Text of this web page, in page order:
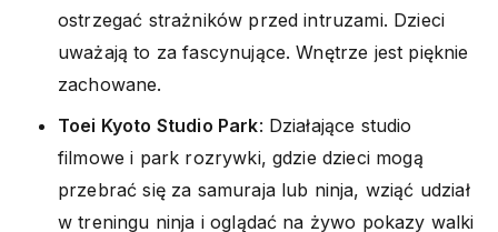
ostrzegać strażników przed intruzami. Dzieci
uważają to za fascynujące. Wnętrze jest pięknie
zachowane.
Toei Kyoto Studio Park: Działające studio
filmowe i park rozrywki, gdzie dzieci mogą
przebrać się za samuraja lub ninja, wziąć udział
w treningu ninja i oglądać na żywo pokazy walki